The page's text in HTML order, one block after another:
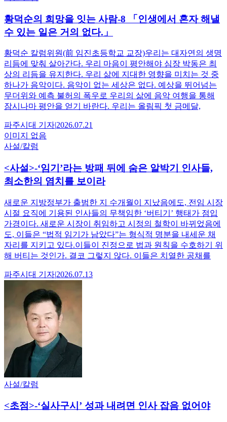
황덕순의 희망을 잇는 사람-8 「인생에서 혼자 해낼
수 있는 일은 거의 없다.」
황덕순 칼럼위원(前 임진초등학교 교장)우리는 대자연의 생명
리듬에 맞춰 살아간다. 우리 마음이 평안해야 심장 박동은 최
상의 리듬을 유지한다. 우리 삶에 지대한 영향을 미치는 것 중
하나가 음악이다. 음악이 없는 세상은 없다. 예상을 뛰어넘는
무더위와 예측 불허의 폭우로 우리의 삶에 음악 여행을 통해
잠시나마 평안을 얻기 바란다. 우리는 올림픽 첫 금메달,
파주시대 기자|2026.07.21
이미지 없음
사설/칼럼
<사설>-‘임기’라는 방패 뒤에 숨은 알박기 인사들,
최소한의 염치를 보이라
새로운 지방정부가 출범한 지 수개월이 지났음에도, 전임 시장
시절 요직에 기용된 인사들의 무책임한 ‘버티기’ 행태가 점입
가경이다. 새로운 시장이 취임하고 시정의 철학이 바뀌었음에
도, 이들은 “법적 임기가 남았다”는 형식적 명분을 내세운 채
자리를 지키고 있다.이들이 진정으로 법과 원칙을 수호하기 위
해 버티는 것인가. 결코 그렇지 않다. 이들은 치열한 공채를
파주시대 기자|2026.07.13
사설/칼럼
<초점>-‘실사구시’ 성과 내려면 인사 잡음 없어야